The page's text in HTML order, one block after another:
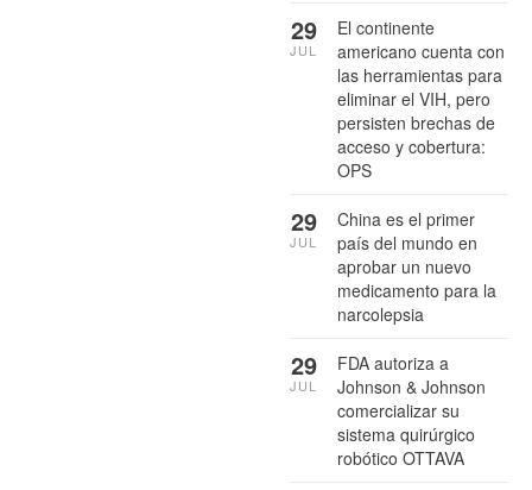
El continente
americano cuenta con
las herramientas para
eliminar el VIH, pero
persisten brechas de
acceso y cobertura:
OPS
29
JUL
China es el primer
país del mundo en
aprobar un nuevo
medicamento para la
narcolepsia
29
JUL
FDA autoriza a
Johnson & Johnson
comercializar su
sistema quirúrgico
robótico OTTAVA
29
JUL